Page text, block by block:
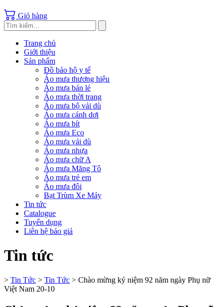
Giỏ hàng
Trang chủ
Giới thiệu
Sản phẩm
Đồ bảo hộ y tế
Áo mưa thương hiệu
Áo mưa bán lẻ
Áo mưa thời trang
Áo mưa bộ vải dù
Áo mưa cánh dơi
Áo mưa bít
Áo mưa Eco
Áo mưa vải dù
Áo mưa nhựa
Áo mưa chữ A
Áo mưa Măng Tô
Áo mưa trẻ em
Áo mưa đôi
Bạt Trùm Xe Máy
Tin tức
Catalogue
Tuyển dụng
Liên hệ báo giá
Tin tức
> Tin Tức > Tin Tức > Chào mừng kỷ niệm 92 năm ngày Phụ nữ
Việt Nam 20-10